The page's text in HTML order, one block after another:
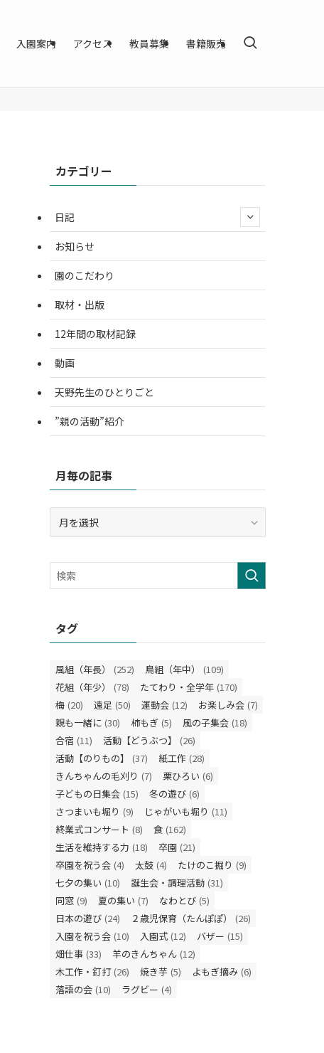
入園案内 アクセス 教員募集 書籍販売
カテゴリー
日記
お知らせ
園のこだわり
取材・出版
12年間の取材記録
動画
天野先生のひとりごと
”親の活動”紹介
月毎の記事
記
事
タグ
風組（年長） (252) 鳥組（年中）
(109)
花組（年少）
(78) たてわり・全学年 (170)
梅 (20) 遠足 (50) 運動会 (12) お楽しみ会 (7)
親も一緒に (30) 柿もぎ (5) 風の子集会 (18)
合宿 (11) 活動【どうぶつ】
(26)
活動【のりもの】
(37) 紙工作 (28)
きんちゃんの毛刈り (7) 栗ひろい (6)
子どもの日集会 (15) 冬の遊び (6)
さつまいも堀り (9) じゃがいも堀り (11)
終業式コンサート (8) 食 (162)
生活を維持する力 (18) 卒園 (21)
卒園を祝う会 (4) 太鼓 (4) たけのこ掘り (9)
七夕の集い (10) 誕生会・調理活動 (31)
同窓 (9) 夏の集い (7) なわとび (5)
日本の遊び (24) ２歳児保育（たんぽぽ）
(26)
入園を祝う会 (10) 入園式 (12) バザー (15)
畑仕事 (33) 羊のきんちゃん (12)
木工作・釘打 (26) 焼き芋 (5) よもぎ摘み (6)
落語の会 (10) ラグビー (4)